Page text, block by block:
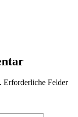
Erforderliche Felder